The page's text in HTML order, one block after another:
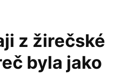
z žirečské
byla jako